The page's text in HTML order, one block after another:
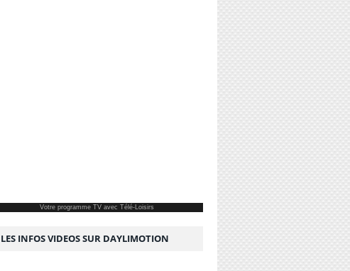
Votre programme TVavec Télé-Loisirs
LES INFOS VIDEOS SUR DAYLIMOTION